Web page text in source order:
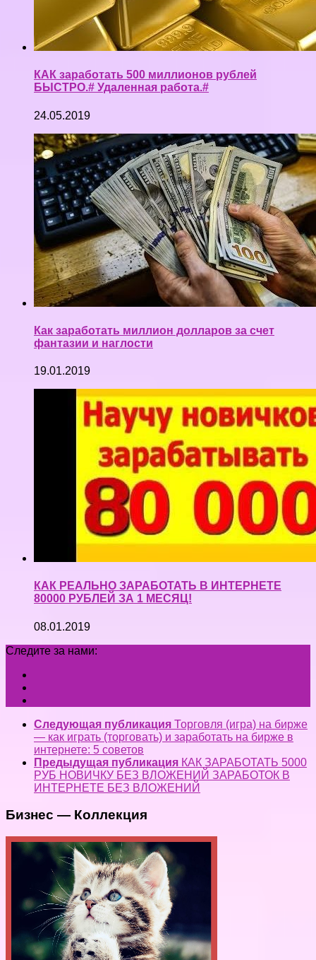
КАК заработать 500 миллионов рублей
БЫСТРО.# Удаленная работа.#
24.05.2019
Как заработать миллион долларов за счет
фантазии и наглости
19.01.2019
КАК РЕАЛЬНО ЗАРАБОТАТЬ В ИНТЕРНЕТЕ
80000 РУБЛЕЙ ЗА 1 МЕСЯЦ!
08.01.2019
Следите за нами:
Следующая публикация Торговля (игра) на бирже
— как играть (торговать) и заработать на бирже в
интернете: 5 советов
Предыдущая публикация КАК ЗАРАБОТАТЬ 5000
РУБ НОВИЧКУ БЕЗ ВЛОЖЕНИЙ ЗАРАБОТОК В
ИНТЕРНЕТЕ БЕЗ ВЛОЖЕНИЙ
Бизнес — Коллекция